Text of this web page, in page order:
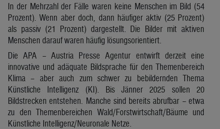
In der Mehrzahl der Fälle waren keine Menschen im Bild (54
Prozent). Wenn aber doch, dann häufiger aktiv (25 Prozent)
als passiv (21 Prozent) dargestellt. Die Bilder mit aktiven
Menschen darauf waren häufig lösungsorientiert.
Die APA – Austria Presse Agentur entwirft derzeit eine
innovative und adäquate Bildsprache für den Themenbereich
Klima – aber auch zum schwer zu bebildernden Thema
Künstliche Intelligenz (KI). Bis Jänner 2025 sollen 20
Bildstrecken entstehen. Manche sind bereits abrufbar – etwa
zu den Themenbereichen Wald/Forstwirtschaft/Bäume und
Künstliche Intelligenz/Neuronale Netze.